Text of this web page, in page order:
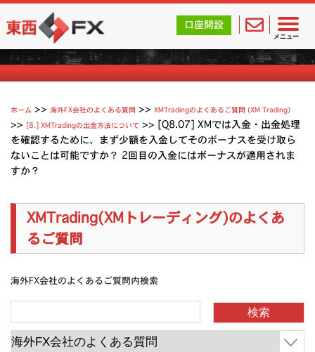
メニュー
東西FX｜海外FX会社（ブローカー）の無料口座開設サポ
口座開設
XMTradingのよくあるご質問
ホーム >>海外FX会社のよくある質問 >>XMTradingのよくあるご質問 (XM Trading）
>> [8.] XMTradingの出金方法について >> [Q8.07] XMでは入金・出金処理
を確認するために、まず少額を入金してそのボーナスを受け取ら
ないことは可能ですか？ 2回目の入金にはボーナスが適用されま
すか？
XMTrading(XMトレーディング)のよくあ
るご質問
海外FX会社のよくあるご質問内検索